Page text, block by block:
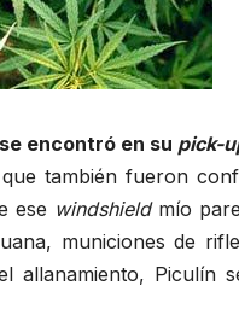
encontró en su pick-
también fueron
ese windshieldmío
municiones de
Piculín